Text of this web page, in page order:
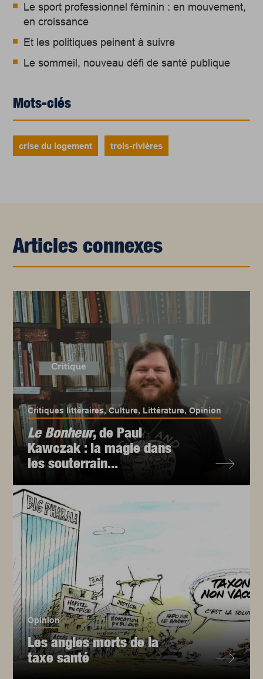
Le sport professionnel féminin : en mouvement,
en croissance
Et les politiques peinent à suivre
Le sommeil, nouveau défi de santé publique
Mots-clés
crise du logement trois-rivières
Articles connexes
Critiques littéraires,Culture, Littérature,Opinion
Le Bonheur, de Paul
Kawczak : la magie dans
les souterrain...
Opinion
Les angles morts de la
taxe santé